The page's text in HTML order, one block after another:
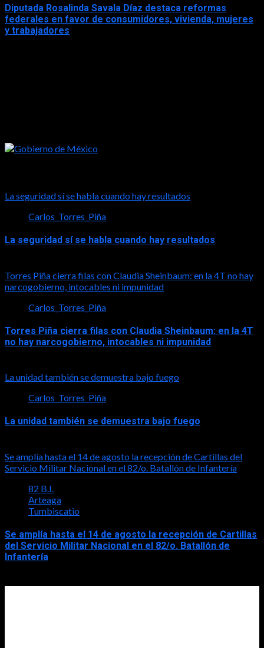
Diputada Rosalinda Savala Díaz destaca reformas
federales en favor de consumidores, vivienda, mujeres
y trabajadores
La seguridad sí se habla cuando hay resultados
Carlos_Torres_Piña
La seguridad sí se habla cuando hay resultados
Torres Piña cierra filas con Claudia Sheinbaum: en la 4T no hay
narcogobierno, intocables ni impunidad
Carlos_Torres_Piña
Torres Piña cierra filas con Claudia Sheinbaum: en la 4T
no hay narcogobierno, intocables ni impunidad
La unidad también se demuestra bajo fuego
Carlos_Torres_Piña
La unidad también se demuestra bajo fuego
Se amplía hasta el 14 de agosto la recepción de Cartillas del
Servicio Militar Nacional en el 82/o. Batallón de Infantería
82 B.I.
Arteaga
Tumbiscatio
Se amplía hasta el 14 de agosto la recepción de Cartillas
del Servicio Militar Nacional en el 82/o. Batallón de
Infantería